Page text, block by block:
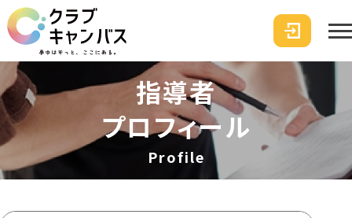
指導者
プロフィール
Profile